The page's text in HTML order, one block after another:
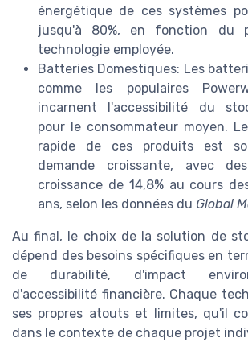
énergétique de ces systèmes
jusqu'à 80%, en fonction du
technologie employée.
Batteries Domestiques: Les
comme les populaires
incarnent l'accessibilité du
pour le consommateur moyen.
rapide de ces produits est
demande croissante, avec
croissance de 14,8% au cours
ans, selon les données du Global
Au final, le choix de la solution de
dépend des besoins spécifiques en
de durabilité, d'impact
d'accessibilité financière. Chaque
ses propres atouts et limites, qu'il
dans le contexte de chaque projet